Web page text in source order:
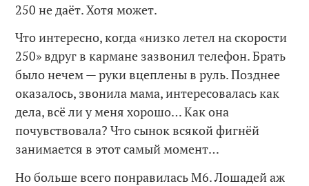
250 не даёт. Хотя может.
Что интересно, когда «низко летел на скорости
250» вдруг в кармане зазвонил телефон. Брать
было нечем — руки вцеплены в руль. Позднее
оказалось, звонила мама, интересовалась как
дела, всё ли у меня хорошо… Как она
почувствовала? Что сынок всякой фигнёй
занимается в этот самый момент…
Но больше всего понравилась M6. Лошадей аж